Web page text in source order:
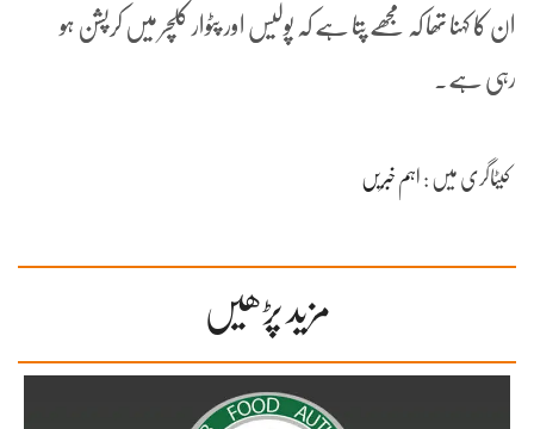
ان کا کہنا تھا کہ مجھے پتا ہے کہ پولیس اور پٹوار کلچر میں کرپشن ہو
رہی ہے۔
کیٹاگری میں : اہم خبریں
مزید پڑھیں